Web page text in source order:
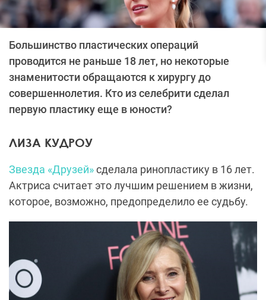
Большинство пластических операций
проводится не раньше 18 лет, но некоторые
знаменитости обращаются к хирургу до
совершеннолетия. Кто из селебрити сделал
первую пластику еще в юности?
ЛИЗА КУДРОУ
Звезда «Друзей»сделала ринопластику в 16 лет.
Актриса считает это лучшим решением в жизни,
которое, возможно, предопределило ее судьбу.